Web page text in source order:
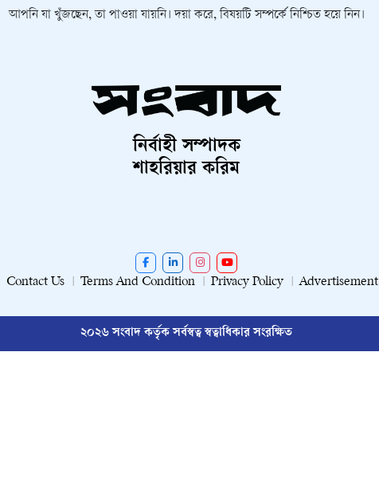
আপনি যা খুঁজছেন, তা পাওয়া যায়নি। দয়া করে, বিষয়টি সম্পর্কে নিশ্চিত হয়ে নিন।
নির্বাহী সম্পাদক
শাহরিয়ার করিম
Contact Us Terms And Condition Privacy Policy Advertisement
২০২৬ সংবাদ কর্তৃক সর্বস্বত্ব স্বত্বাধিকার সংরক্ষিত